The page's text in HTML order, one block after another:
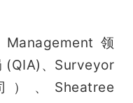
领
(QIA)、Surveyor
）、Sheatree